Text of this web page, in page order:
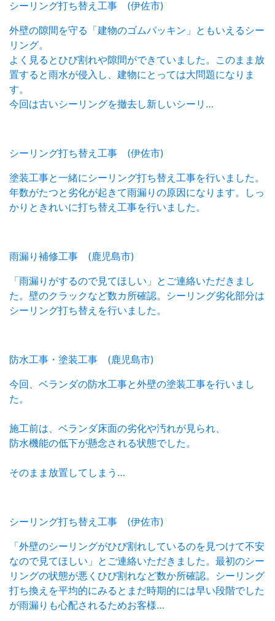
シーリング打ち替え工事 (伊佐市)
外壁の隙間を守る「建物のゴムパッキン」ともいえるシー
リング。
よく見るとひび割れや隙間ができていました。このまま放
置すると雨水が侵入し、建物にとっては大問題になりま
す。
今回は古いシーリングを撤去し新しいシーリ…
シーリング打ち替え工事 (伊佐市)
塗装工事と一緒にシーリング打ち替え工事を行いました。
年数がたつと劣化が起きて雨漏りの原因になります。しっ
かりときれいに打ち替え工事を行いました。
雨漏り補修工事 (鹿児島市)
「雨漏りがするので見てほしい」とご連絡いただきまし
た。壁のクラックなど数カ所確認。シーリング劣化部分は
シーリング打ち替えを行いました。
防水工事・塗装工事 (鹿児島市)
今回、ベランダの防水工事と外壁の塗装工事を行いまし
た。
施工前は、ベランダ床面の劣化や汚れが見られ、
防水機能の低下が懸念される状態でした。
そのまま放置してしまう…
シーリング打ち替え工事 (伊佐市)
「外壁のシーリングがひび割れしているのを見つけて不安
なので見てほしい」とご連絡いただきました。最初のシー
リングの状態が悪くひび割れなど数か所確認。シーリング
打ち換えを平均的にみるとまだ時期的には早い段階でした
が雨漏りも心配されるためお客様…